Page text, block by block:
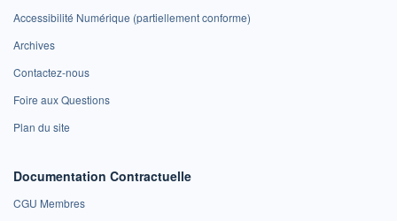
Accessibilité Numérique (partiellement conforme)
Archives
Contactez-nous
Foire aux Questions
Plan du site
Documentation Contractuelle
CGU Membres